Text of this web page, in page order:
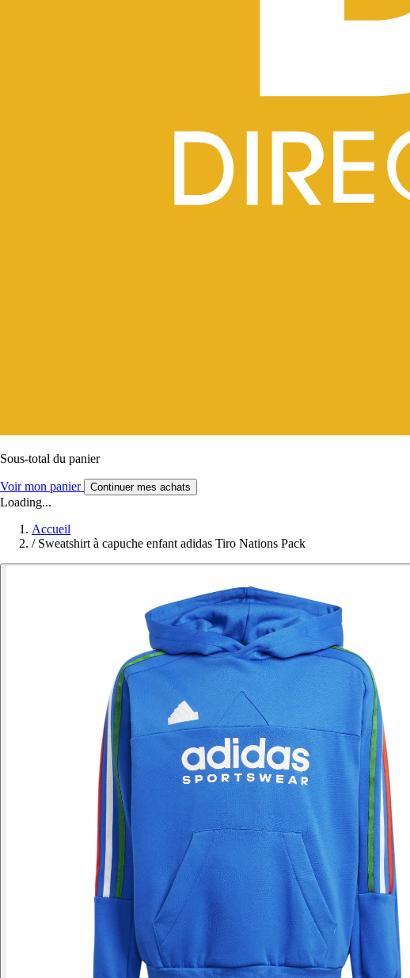
Sous-total du panier
Voir mon panier Continuer mes achats
Loading...
Accueil
/ Sweatshirt à capuche enfant adidas Tiro Nations Pack